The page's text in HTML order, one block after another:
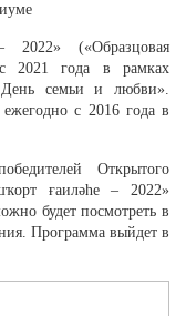
2022» («Образцовая
с 2021 года в рамках
День семьи и любви».
с 2016 года в
Открытого
ғаиләһе – 2022»
будет посмотреть в
Программа выйдет в